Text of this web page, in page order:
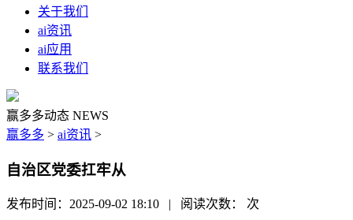
关于我们
ai资讯
ai应用
联系我们
赢多多动态 NEWS
赢多多 > ai资讯 >
自治区党委扛牢从
发布时间：2025-09-02 18:10 | 阅读次数： 次